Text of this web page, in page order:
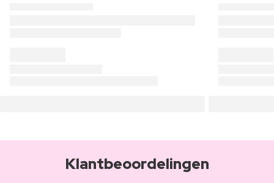
Klantbeoordelingen